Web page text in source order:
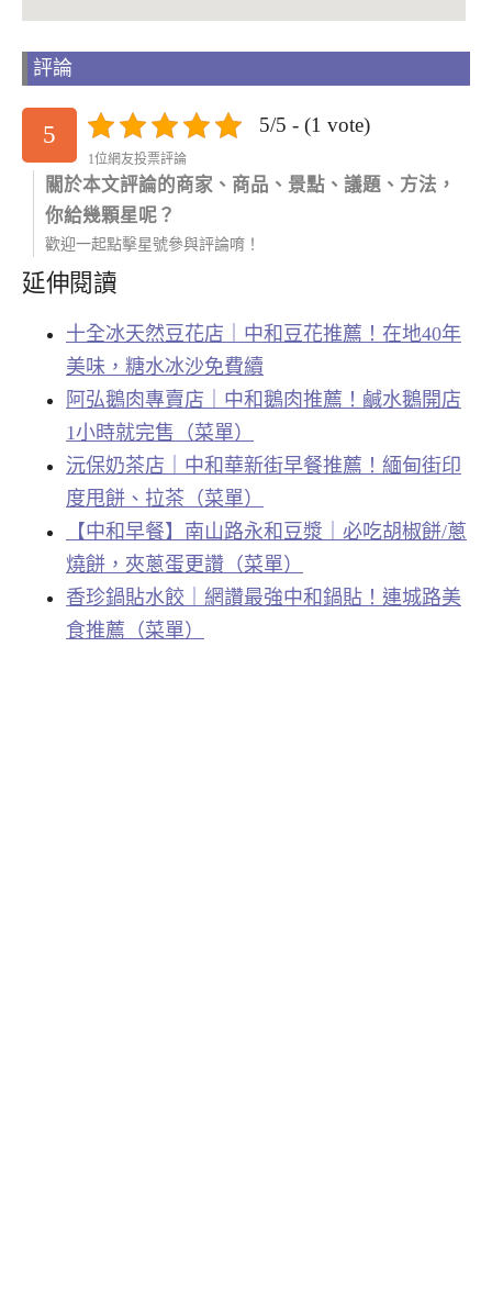
評論
5 5/5 - (1 vote)
1位網友投票評論
關於本文評論的商家、商品、景點、議題、方法，
你給幾顆星呢？
歡迎一起點擊星號參與評論唷！
延伸閱讀
十全冰天然豆花店｜中和豆花推薦！在地40年
美味，糖水冰沙免費續
阿弘鵝肉專賣店｜中和鵝肉推薦！鹹水鵝開店
1小時就完售（菜單）
沅保奶茶店｜中和華新街早餐推薦！緬甸街印
度甩餅、拉茶（菜單）
【中和早餐】南山路永和豆漿｜必吃胡椒餅/蔥
燒餅，夾蔥蛋更讚（菜單）
香珍鍋貼水餃｜網讚最強中和鍋貼！連城路美
食推薦（菜單）